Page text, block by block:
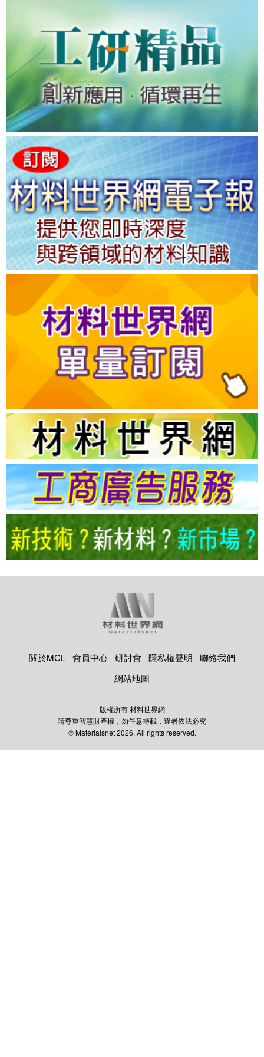
關於MCL 會員中心 研討會 隱私權聲明
聯絡我們
網站地圖
版權所有 材料世界網
請尊重智慧財產權，勿任意轉載，違者依法必究
© Materialsnet 2026. All rights reserved.